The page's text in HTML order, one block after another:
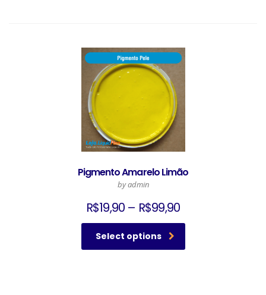
Pigmento Amarelo Limão
by admin
R$19,90 – R$99,90
Select options